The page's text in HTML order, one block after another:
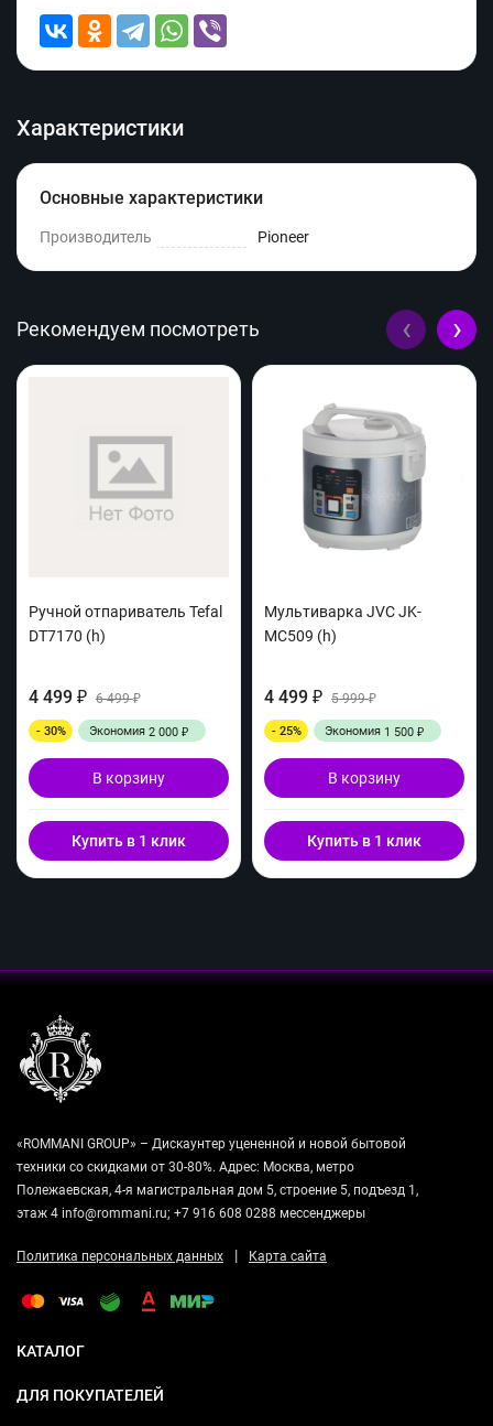
Характеристики
Основные характеристики
Производитель Pioneer
Рекомендуем посмотреть
Ручной отпариватель Tefal
DT7170 (h)
4 499 ₽ 6 499₽
- 30% Экономия 2 000 ₽
В корзину
Купить в 1 клик
Мультиварка JVC JK-
MC509 (h)
4 499 ₽ 5 999₽
- 25% Экономия 1 500 ₽
В корзину
Купить в 1 клик
‹ ›
«ROMMANI GROUP» – Дискаунтер уцененной и новой бытовой
техники со скидками от 30-80%. Адрес: Москва, метро
Полежаевская, 4-я магистральная дом 5, строение 5, подъезд 1,
этаж 4 info@rommani.ru; +7 916 608 0288 мессенджеры
Политика персональных данных | Карта сайта
КАТАЛОГ
ДЛЯ ПОКУПАТЕЛЕЙ